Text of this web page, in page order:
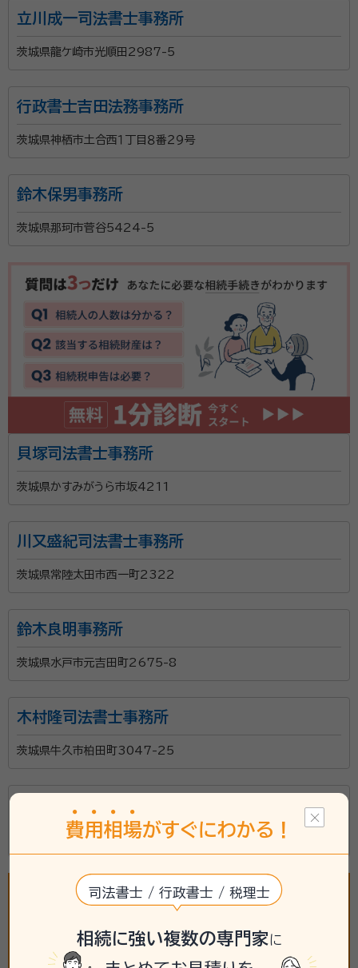
立川成一司法書士事務所
茨城県龍ケ崎市光順田2987-5
行政書士吉田法務事務所
茨城県神栖市土合西１丁目８番２９号
鈴木保男事務所
茨城県那珂市菅谷5424-5
貝塚司法書士事務所
茨城県かすみがうら市坂4211
川又盛紀司法書士事務所
茨城県常陸太田市西一町2322
鈴木良明事務所
茨城県水戸市元吉田町2675-8
木村隆司法書士事務所
茨城県牛久市柏田町3047-25
茨城県水戸市元吉田町784-2
費用 相場がすぐにわかる！
司法書士 / 行政書士 / 税理士
相続に強い複数の専門家に